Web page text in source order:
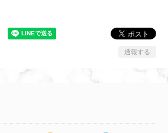
通報する